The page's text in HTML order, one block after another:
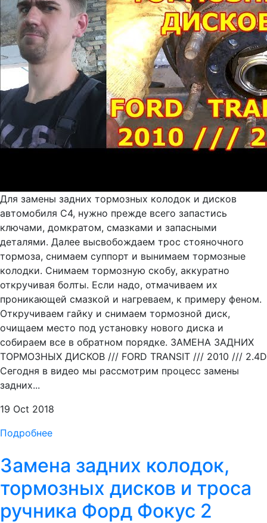
Для замены задних тормозных колодок и дисков
автомобиля С4, нужно прежде всего запастись
ключами, домкратом, смазками и запасными
деталями. Далее высвобождаем трос стояночного
тормоза, снимаем суппорт и вынимаем тормозные
колодки. Снимаем тормозную скобу, аккуратно
откручивая болты. Если надо, отмачиваем их
проникающей смазкой и нагреваем, к примеру феном.
Откручиваем гайку и снимаем тормозной диск,
очищаем место под установку нового диска и
собираем все в обратном порядке. ЗАМЕНА ЗАДНИХ
ТОРМОЗНЫХ ДИСКОВ /// FORD TRANSIT /// 2010 /// 2.4D
Сегодня в видео мы рассмотрим процесс замены
задних...
19 Oct 2018
Подробнее
Замена задних колодок,
тормозных дисков и троса
ручника Форд Фокус 2